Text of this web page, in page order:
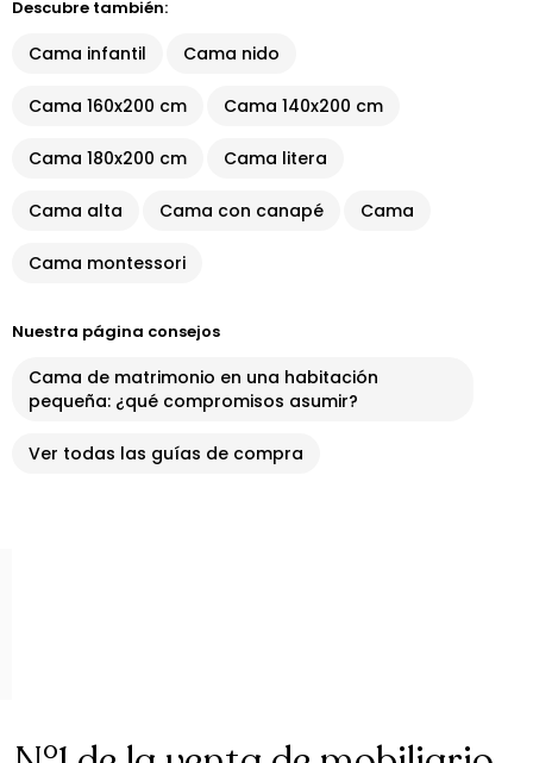
Descubre también:
Cama infantil Cama nido
Cama 160x200 cm Cama 140x200 cm
Cama 180x200 cm Cama litera
Cama alta Cama con canapé Cama
Cama montessori
Nuestra página consejos
Cama de matrimonio en una habitación
pequeña: ¿qué compromisos asumir?
Ver todas las guías de compra